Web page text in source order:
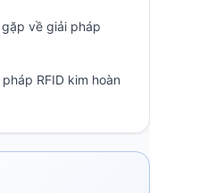
về giải pháp
RFID kim hoàn